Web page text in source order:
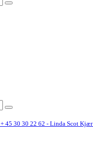
+ 45 30 30 22 62 - Linda Scot Kjær